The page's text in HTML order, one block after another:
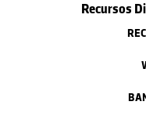
Recursos